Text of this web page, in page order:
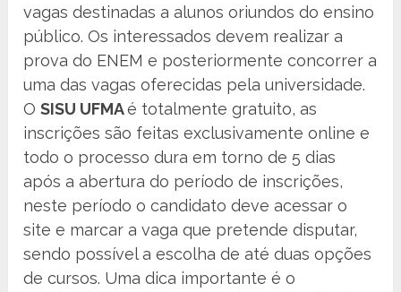
vagas destinadas a alunos oriundos do ensino
público. Os interessados devem realizar a
prova do ENEM e posteriormente concorrer a
uma das vagas oferecidas pela universidade.
OSISU UFMAé totalmente gratuito, as
inscrições são feitas exclusivamente online e
todo o processo dura em torno de 5 dias
após a abertura do período de inscrições,
neste período o candidato deve acessar o
site e marcar a vaga que pretende disputar,
sendo possível a escolha de até duas opções
de cursos. Uma dica importante é o